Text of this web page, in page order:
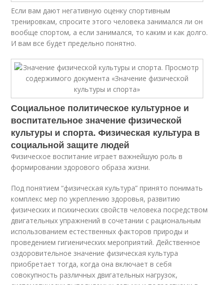
Если вам дают негативную оценку спортивным
тренировкам, спросите этого человека занимался ли он
вообще спортом, а если занимался, то каким и как долго.
И вам все будет предельно понятно.
Социальное политическое культурное и
воспитательное значение физической
культуры и спорта. Физическая культура в
социальной защите людей
Физическое воспитание играет важнейшую роль в
формировании здорового образа жизни.
Под понятием “физическая культура” принято понимать
комплекс мер по укреплению здоровья, развитию
физических и психических свойств человека посредством
двигательных упражнений в сочетании с рациональным
использованием естественных факторов природы и
проведением гигиенических мероприятий. Действенное
оздоровительное значение физическая культура
приобретает тогда, когда она включает в себя
совокупность различных двигательных нагрузок,